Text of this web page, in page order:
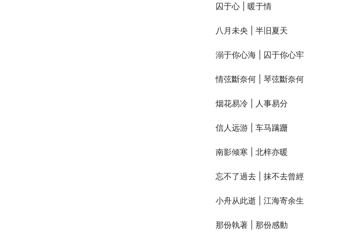
囚于心 | 暖于情
八月未央 | 半旧夏天
溺于你心海 | 囚于你心牢
情弦斷奈何 | 琴弦斷奈何
烟花易冷 | 人事易分
信人远游 | 车马蹒跚
南影倾寒 | 北梓亦暖
忘不了過去 | 抹不去曾經
小舟从此逝 | 江海寄余生
那份執著 | 那份感動